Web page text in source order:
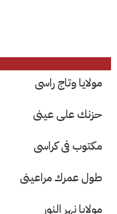
موﻻيا وتاج راسى
حزنك على عينى
مكتوب فى كراسى
طول عمرك مراعينى
موﻻيا نهر النور